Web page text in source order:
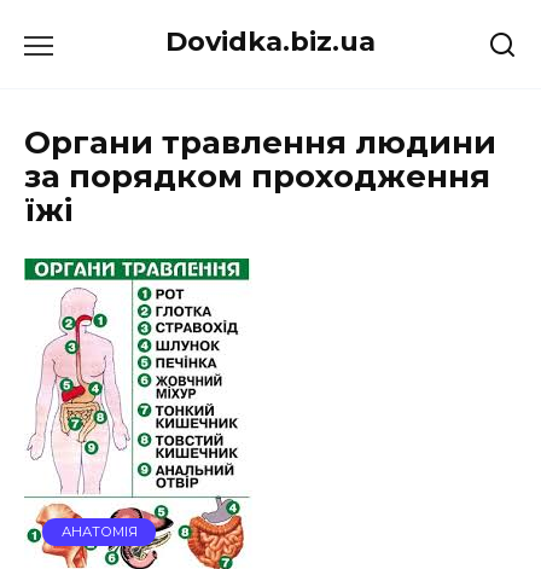
до
Dovidka.biz.ua
Органи травлення людини
за порядком проходження
їжі
АНАТОМІЯ